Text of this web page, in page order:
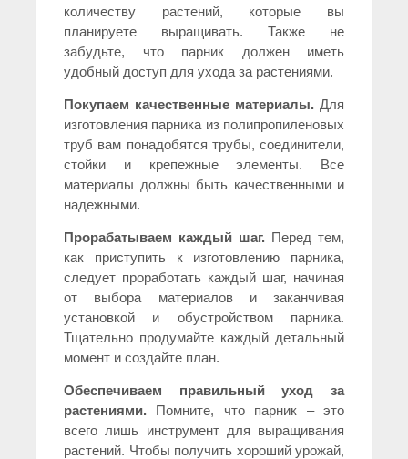
количеству растений, которые вы
планируете выращивать. Также не
забудьте, что парник должен иметь
удобный доступ для ухода за растениями.
Покупаем качественные материалы. Для
изготовления парника из полипропиленовых
труб вам понадобятся трубы, соединители,
стойки и крепежные элементы. Все
материалы должны быть качественными и
надежными.
Прорабатываем каждый шаг. Перед тем,
как приступить к изготовлению парника,
следует проработать каждый шаг, начиная
от выбора материалов и заканчивая
установкой и обустройством парника.
Тщательно продумайте каждый детальный
момент и создайте план.
Обеспечиваем правильный уход за
растениями. Помните, что парник – это
всего лишь инструмент для выращивания
растений. Чтобы получить хороший урожай,